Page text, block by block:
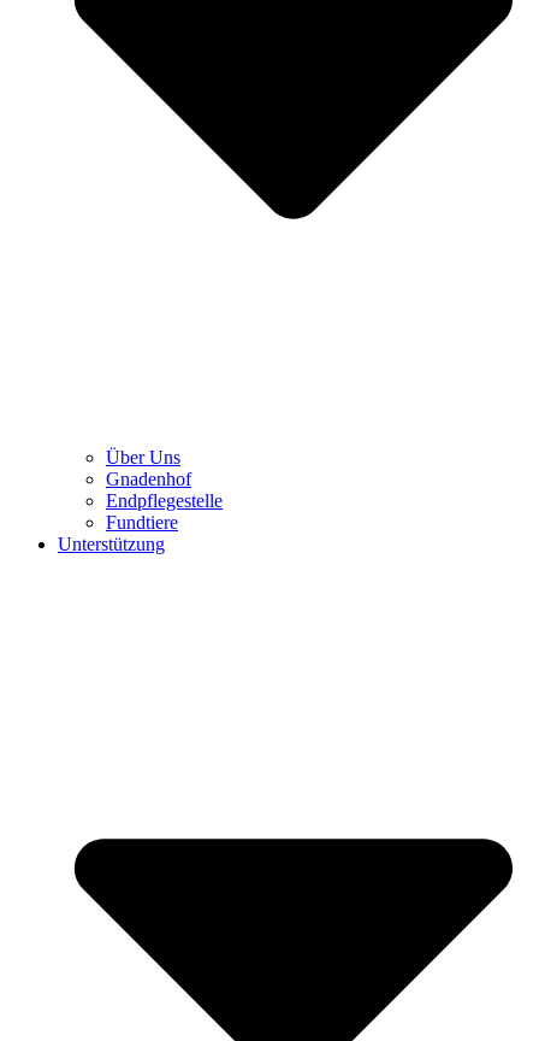
Über Uns
Gnadenhof
Endpflegestelle
Fundtiere
Unterstützung